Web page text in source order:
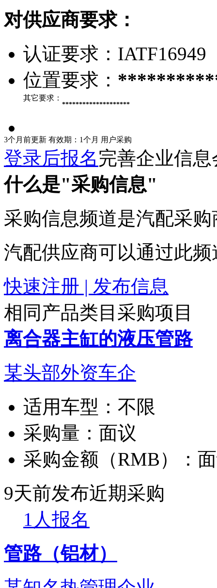
对供应商要求：
认证要求： IATF16949
位置要求：
其它要求：
********************
3个月前更新 有效期：1个月 用户采购
登录后报名完善企业信
什么是"采购信息"
采购信息频道是汽配采
汽配供应商可以通过此
快速注册 | 发布信息
相同产品类目采购项目
离合器主缸的液压管路
某头部外资车企
适用车型： 不限
采购量： 面议
采购金额（RMB）：
9天前发布近期采购
1人报名
管路（铝材）